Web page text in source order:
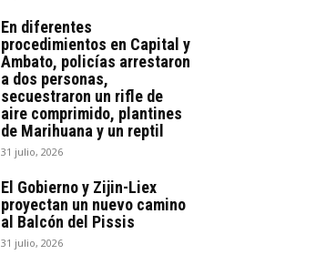
En diferentes
procedimientos en Capital y
Ambato, policías arrestaron
a dos personas,
secuestraron un rifle de
aire comprimido, plantines
de Marihuana y un reptil
31 julio, 2026
El Gobierno y Zijin-Liex
proyectan un nuevo camino
al Balcón del Pissis
31 julio, 2026